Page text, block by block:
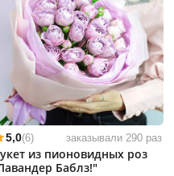
5,0(6) заказывали 290 раз
из пионовидных роз
Баблз!"